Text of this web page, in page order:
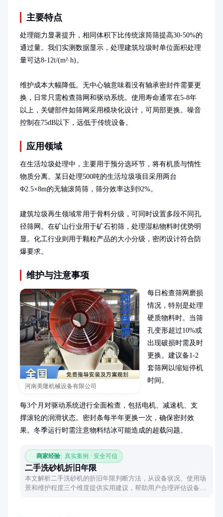
主要特点
处理能力显著提升，相同体积下比传统滚筒筛提高30-50%的
通过量。我们实测数据显示，处理建筑垃圾时单位面积处理
量可达8-12t/(m²·h)。
维护成本大幅降低。无中心轴意味着没有轴承密封件需要更
换，日常只需检查筛网和驱动系统。使用寿命通常在5-8年
以上，关键部件如筛网采用模块化设计，可局部更换。噪音
控制在75dB以下，远低于传统设备。
应用领域
在生活垃圾处理中，主要用于预分选环节，将有机质与惰性
物质分离。某日处理500吨的生活垃圾项目采用两台
Φ2.5×8m的无轴滚筒筛，筛分效率达到92%。
建筑垃圾再生领域常用于骨料分级，可同时设置多段不同孔
径筛网。在矿山行业用于矿石初筛，处理湿粘物料时优势明
显。化工行业则用于颗粒产品的大小分级，密闭设计符合防
爆要求。
维护与注意事项
河南美隆机械设备有限公司
每日检查筛网磨损
情况，特别是处理
硬质物料时。当筛
孔变形超过10%或
出现破损时需及时
更换。建议备1-2
套筛网以缩短停机
时间。
每3个月对驱动系统进行全面检查，包括电机、减速机、支
撑滚轮的润滑状态。密封条每半年更换一次，确保密封效
果。冬季运行时需注意物料结冰可能造成的超载问题。
商家经验 真实案例 · 安全可信
二手洗砂机折旧年限
本文解析二手洗砂机的折旧年限判断方法，从设备状况、使用场
景和维护程度三个维度提供实用建议，帮助用户合理评估设备剩